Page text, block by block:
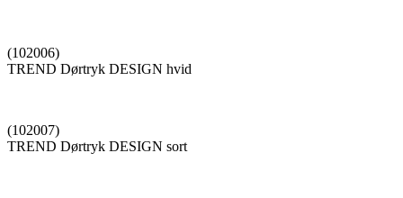
(102006)
TREND Dørtryk DESIGN hvid
(102007)
TREND Dørtryk DESIGN sort